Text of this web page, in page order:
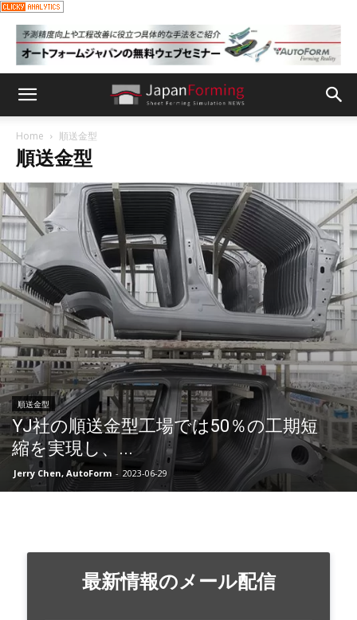
Home 順送金型
順送金型
順送金型
YJ社の順送金型工場では50％の工期短
縮を実現し、...
Jerry Chen, AutoForm - 2023-06-29
最新情報のメール配信